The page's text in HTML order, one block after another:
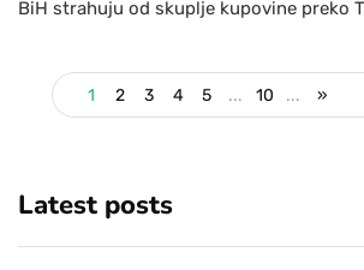
BiH strahuju od skuplje kupovine preko
1 2 3 4 5 ... 10 ... »
Latest posts